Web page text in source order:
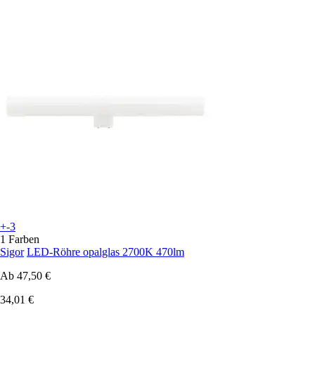
+-3
1 Farben
Sigor LED-Röhre opalglas 2700K 470lm
Ab 47,50 €
34,01 €